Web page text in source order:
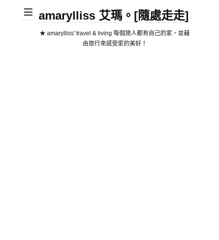
amarylliss 艾瑪。[隨處走走]
★ amarylliss' travel & living 每個旅人都有自己的家，並藉
由旅行來感受家的美好！